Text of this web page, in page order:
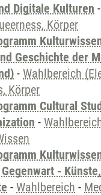
Digitale Kulturen -
Körper
Geschichte der
- Wahlbereich
Körper
Cultural
-
-
- Wahlbereich -